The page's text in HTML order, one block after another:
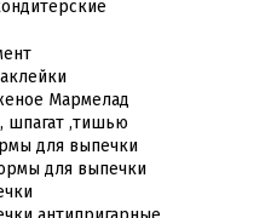
Мармелад
шпагат ,тишью
для выпечки
для выпечки